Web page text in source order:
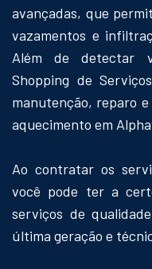
avançadas, que
vazamentos e
Além de detectar
Shopping de
manutenção, reparo
aquecimento em
Ao contratar os
você pode ter a
serviços de
última geração e